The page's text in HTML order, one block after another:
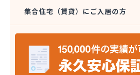
(株)エネサンス関東 東京事業所
(株)エネワークス相模
(株)ガスデン
(株)カナエル
(株)カナジュウ・コーポレーション
(株)くまがい
集合住宅（賃貸）にご入居の方